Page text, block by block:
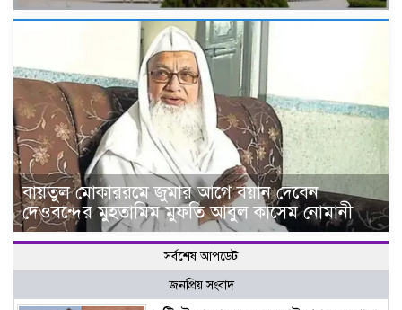
বায়তুল মোকাররমে জুমার আগে বয়ান দেবেন
দেওবন্দের মুহতামিম মুফতি আবুল কাসেম নোমানী
সর্বশেষ আপডেট
জনপ্রিয় সংবাদ